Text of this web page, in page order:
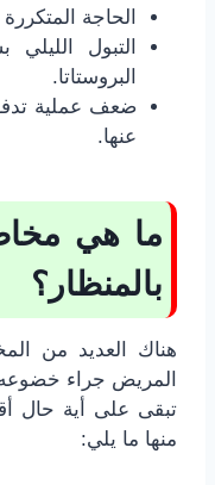
الحاجة
التبول
البروستاتا.
ضعف عملية
عنها.
ما هي
بالمنظار؟
هناك العديد من
المريض جراء خضوعه
تبقى على أية حال
منها ما يلي: